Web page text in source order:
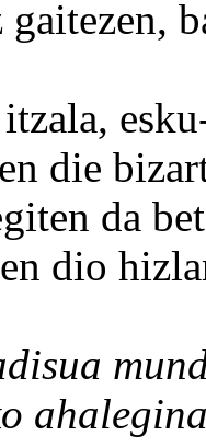
gaitezen,
esku-
die
da
dio
mundu